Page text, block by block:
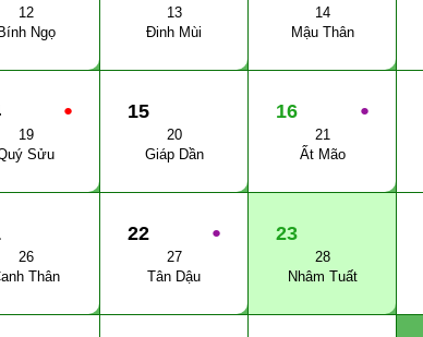
12
Bính Ngọ
13
Đinh Mùi
14
Mậu Thân
●
19
Sửu
15
20
Giáp Dần
●
16
21
Ất Mão
26
Thân
●
22
27
Tân Dậu
23
28
Nhâm Tuất